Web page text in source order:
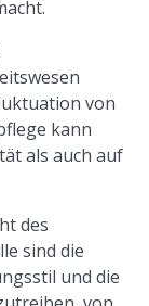
von
kann
als auch auf
des
sind die
und die